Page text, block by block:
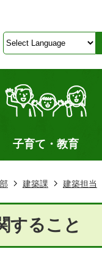
子育て・教育
建築課 建築担当
すること